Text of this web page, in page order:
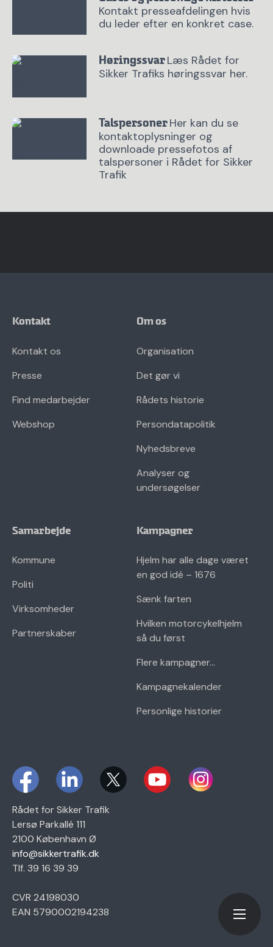
Kontakt presseafdelingen hvis
du leder efter en konkret case.
HøringssvarLæs Rådet for
Sikker Trafiks høringssvar her.
TalspersonerHer kan du se
kontaktoplysninger og
downloade pressefotos af
talspersoner i Rådet for Sikker
Trafik
Kontakt
Kontakt os
Presse
Find medarbejder
Webshop
Om os
Organisation
Det gør vi
Rådets historie
Persondatapolitik
Nyhedsbreve
Analyser og
undersøgelser
Samarbejde
Kommune
Politi
Virksomheder
Partnerskaber
Kampagner
Hjelm har alle dage været
en god idé – 1676
Sænk farten
Hvilken motorcykelhjelm
så du først
Flere kampagner...
Kampagnekalender
Personlige historier
Rådet for Sikker Trafik
Lersø Parkallé 111
2100 København Ø
info@sikkertrafik.dk
Tlf. 39 16 39 39
CVR 24198030
EAN 5790002194238